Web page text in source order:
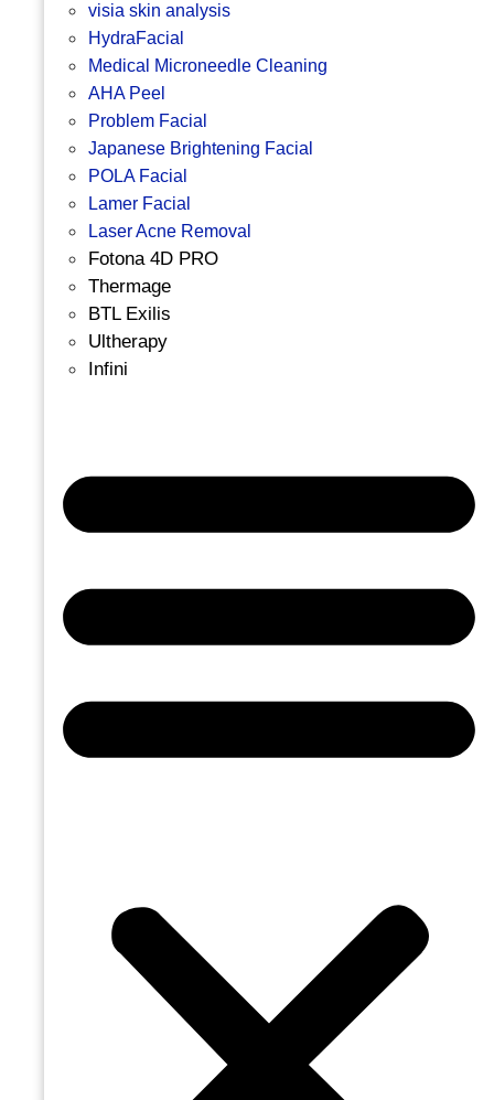
visia skin analysis
HydraFacial
Medical Microneedle Cleaning
AHA Peel
Problem Facial
Japanese Brightening Facial
POLA Facial
Lamer Facial
Laser Acne Removal
Fotona 4D PRO
Thermage
BTL Exilis
Ultherapy
Infini